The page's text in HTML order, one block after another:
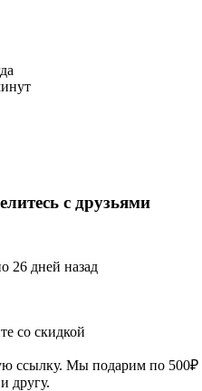
с друзьями
26 дней назад
со скидкой
ссылку. Мы подарим по 500₽
другу.